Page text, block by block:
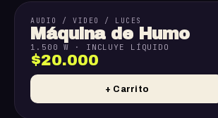
AUDIO / VIDEO / LUCES
Máquina de Humo
1.500 W · INCLUYE LÍQUIDO
$20.000
+ Carrito